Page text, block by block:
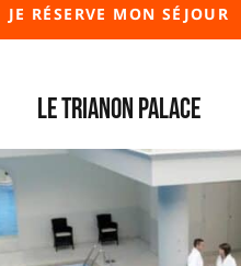
JE RÉSERVE MON SÉJOUR
Le Trianon Palace